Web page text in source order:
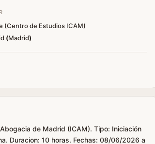
(Centro de Estudios ICAM)
(Madrid)
de Madrid (ICAM). Tipo: Iniciación
Duracion: 10 horas. Fechas: 08/06/2026 a